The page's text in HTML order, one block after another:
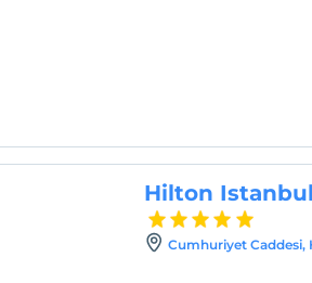
Hilton
Cumhuriyet Caddesi,